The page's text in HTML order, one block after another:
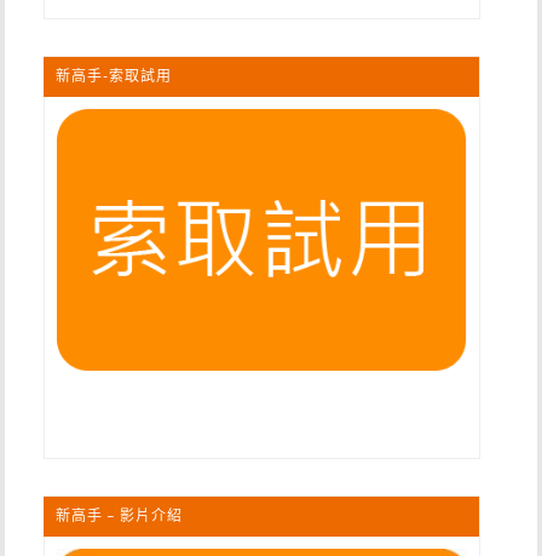
新高手-索取試用
新高手 – 影片介紹